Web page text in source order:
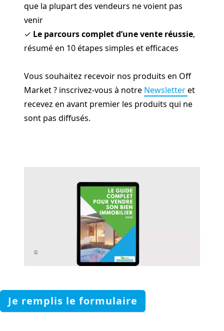
que la plupart des vendeurs ne voient pas
venir
✓ Le parcours complet d’une vente réussie,
résumé en 10 étapes simples et efficaces
Vous souhaitez recevoir nos produits en Off
Market ? inscrivez-vous à notre Newsletteret
recevez en avant premier les produits qui ne
sont pas diffusés.
Je remplis le formulaire